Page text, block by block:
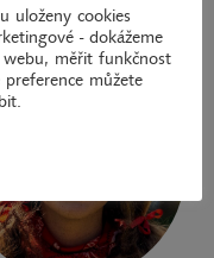
uloženy cookies
- dokážeme
měřit funkčnost
můžete